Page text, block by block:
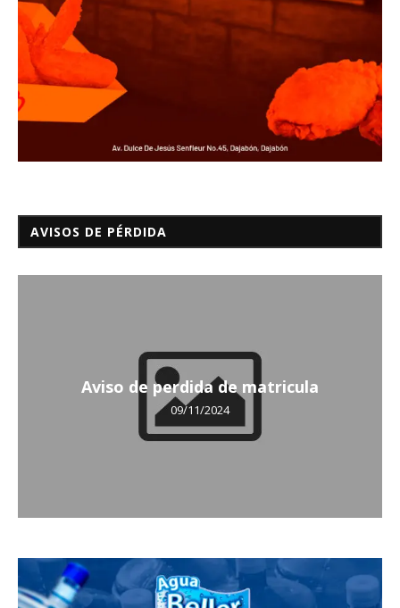
AVISOS DE PÉRDIDA
Aviso de perdida de matricula
09/11/2024